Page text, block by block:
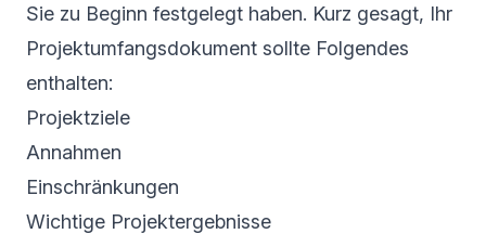
Sie zu Beginn festgelegt haben. Kurz gesagt, Ihr
Projektumfangsdokument sollte Folgendes
enthalten:
Projektziele
Annahmen
Einschränkungen
Wichtige Projektergebnisse